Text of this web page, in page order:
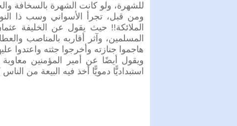
للشهرة، ولو كانت الشهرة بالسخافة
ومن قبل، تجرأ الأسواني وسب ذا
الملائكة!! حيث يقول عن الخليفة
المسلمين، وآثر أقاربه بالمناصب
هاجموا جنازته وأخرجوا جثته واعتدوا
ويقول أيضًا عن أمير المؤمنين
استبداديًّا دمويًّا أخذ فيه البيعة من الناس